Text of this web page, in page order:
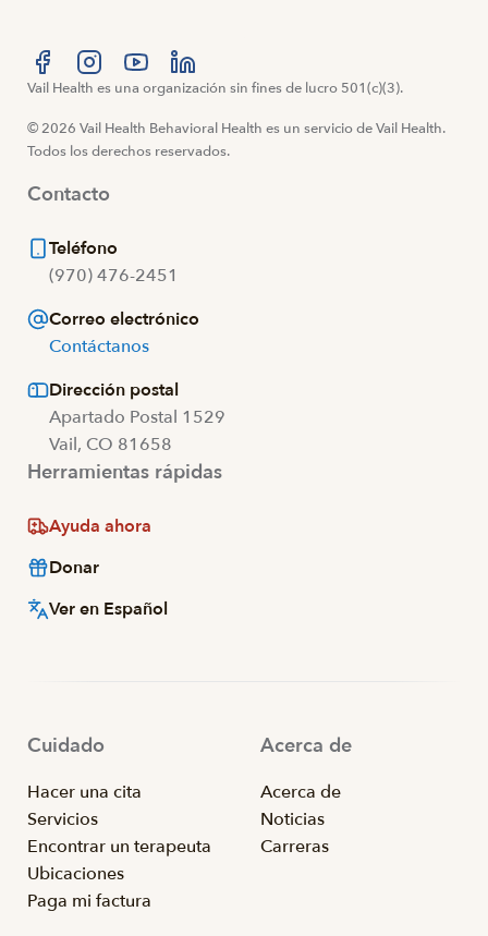
Visítanos en Facebook
Visítanos en Instagram
Visítanos en YouTube
Visítanos en LinkedIn
Vail Health es una organización sin fines de lucro 501(c)(3).
© 2026 Vail Health Behavioral Health es un servicio de Vail Health.
Todos los derechos reservados.
Contacto
Teléfono
(970) 476-2451
Correo electrónico
Contáctanos
Dirección postal
Apartado Postal 1529
Vail, CO 81658
Herramientas rápidas
Ayuda ahora
Donar
Ver en Español
Cuidado
Hacer una cita
Servicios
Encontrar un terapeuta
Ubicaciones
Paga mi factura
Acerca de
Acerca de
Noticias
Carreras